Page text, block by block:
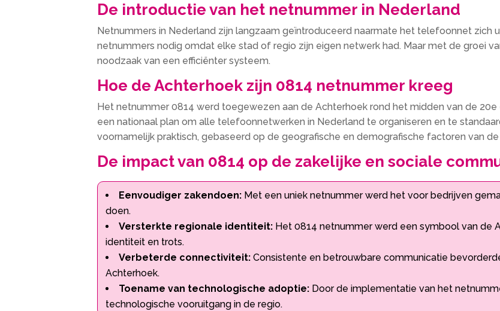
De introductie van het netnummer in Nederland
Netnummers in Nederland zijn langzaam geïntroduceerd naarmate het telefoonnet zich
netnummers nodig omdat elke stad of regio zijn eigen netwerk had. Maar met de groei
noodzaak van een efficiënter systeem.
Hoe de Achterhoek zijn 0814 netnummer kreeg
Het netnummer 0814 werd toegewezen aan de Achterhoek rond het midden van de
een nationaal plan om alle telefoonnetwerken in Nederland te organiseren en te
voornamelijk praktisch, gebaseerd op de geografische en demografische factoren van de
De impact van 0814 op de zakelijke en sociale
Eenvoudiger zakendoen: Met een uniek netnummer werd het voor bedrijven
doen.
Versterkte regionale identiteit: Het 0814 netnummer werd een symbool van de
identiteit en trots.
Verbeterde connectiviteit: Consistente en betrouwbare communicatie
Achterhoek.
Toename van technologische adoptie: Door de implementatie van het
technologische vooruitgang in de regio.